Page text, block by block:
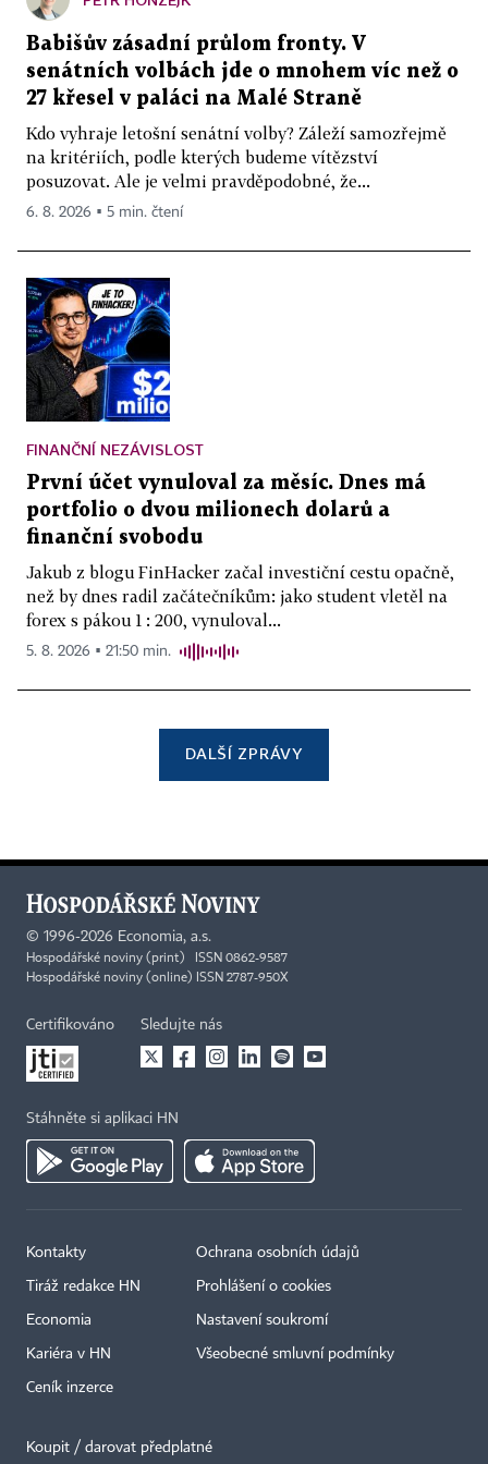
Babišův zásadní průlom fronty. V
senátních volbách jde o mnohem víc než o
27 křesel v paláci na Malé Straně
Kdo vyhraje letošní senátní volby? Záleží samozřejmě
na kritériích, podle kterých budeme vítězství
posuzovat. Ale je velmi pravděpodobné, že...
6. 8. 2026 ▪ 5 min. čtení
FINANČNÍ NEZÁVISLOST
První účet vynuloval za měsíc. Dnes má
portfolio o dvou milionech dolarů a
finanční svobodu
Jakub z blogu FinHacker začal investiční cestu opačně,
než by dnes radil začátečníkům: jako student vletěl na
forex s pákou 1 : 200, vynuloval...
5. 8. 2026 ▪ 21:50 min.
DALŠÍ ZPRÁVY
© 1996-2026 Economia, a.s.
Hospodářské noviny (print) ISSN 0862-9587
Hospodářské noviny (online) ISSN 2787-950X
Certifikováno Sledujte nás
Stáhněte si aplikaci HN
Kontakty
Tiráž redakce HN
Economia
Kariéra v HN
Ceník inzerce
Ochrana osobních údajů
Prohlášení o cookies
Nastavení soukromí
Všeobecné smluvní podmínky
Koupit / darovat předplatné